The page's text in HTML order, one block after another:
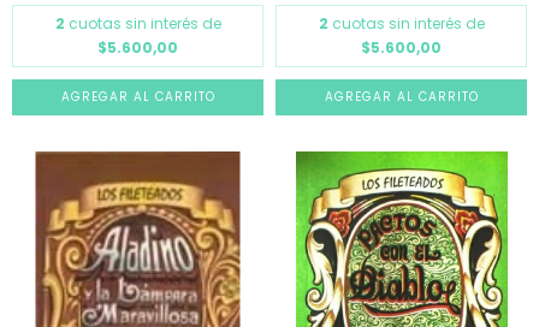
2 cuotas sin interés de
$5.600,00
2 cuotas sin interés de
$5.600,00